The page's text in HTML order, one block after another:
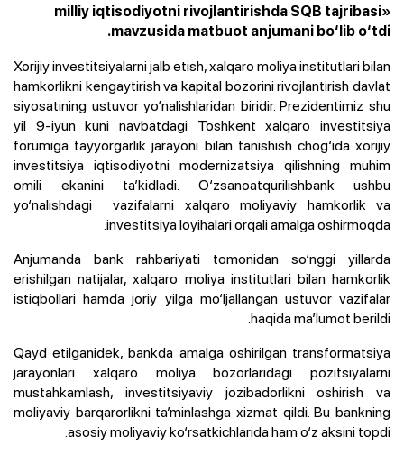
milliy iqtisodiyotni rivojlantirishda SQB tajribasi»
mavzusida matbuot anjumani bo‘lib o‘tdi.
Xorijiy investitsiyalarni jalb etish, xalqaro moliya institutlari bilan
hamkorlikni kengaytirish va kapital bozorini rivojlantirish davlat
siyosatining ustuvor yo‘nalishlaridan biridir. Prezidentimiz shu
yil 9-iyun kuni navbatdagi Toshkent xalqaro investitsiya
forumiga tayyorgarlik jarayoni bilan tanishish chog‘ida xorijiy
investitsiya iqtisodiyotni modernizatsiya qilishning muhim
omili ekanini ta’kidladi. O‘zsanoatqurilishbank ushbu
yo‘nalishdagi vazifalarni xalqaro moliyaviy hamkorlik va
investitsiya loyihalari orqali amalga oshirmoqda.
Anjumanda bank rahbariyati tomonidan so‘nggi yillarda
erishilgan natijalar, xalqaro moliya institutlari bilan hamkorlik
istiqbollari hamda joriy yilga mo‘ljallangan ustuvor vazifalar
haqida ma’lumot berildi.
Qayd etilganidek, bankda amalga oshirilgan transformatsiya
jarayonlari xalqaro moliya bozorlaridagi pozitsiyalarni
mustahkamlash, investitsiyaviy jozibadorlikni oshirish va
moliyaviy barqarorlikni ta’minlashga xizmat qildi. Bu bankning
asosiy moliyaviy ko‘rsatkichlarida ham o‘z aksini topdi.